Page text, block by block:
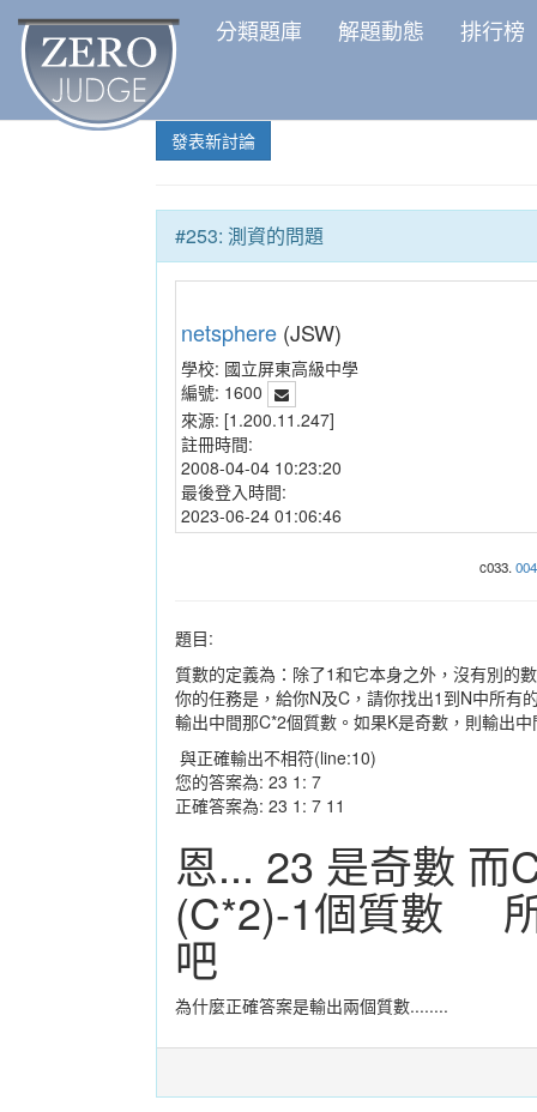
分類題庫 解題動態 排行榜
發表新討論
#253: 測資的問題
netsphere (JSW)
學校: 國立屏東高級中學
編號: 1600
來源: [1.200.11.247]
註冊時間:
2008-04-04 10:23:20
最後登入時間:
2023-06-24 01:06:46
c033.
題目:
質數的定義為：除了1和它本身之外，沒有別的
你的任務是，給你N及C，請你找出1到N中所有
輸出中間那C*2個質數。如果K是奇數，則輸出
與正確輸出不相符(line:10)
您的答案為: 23 1: 7
正確答案為: 23 1: 7 11
恩... 23 是奇數
(C*2)-1個質數
吧
為什麼正確答案是輸出兩個質數........